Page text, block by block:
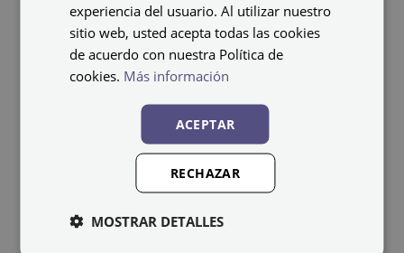
Cacifo Monoblok-E SZ-
40/2-E
1.355,39€ IVA não incluído
experiencia del usuario. Al utilizar nuestro
sitio web, usted acepta todas las cookies
de acuerdo con nuestra Política de
cookies. Más información
ACEPTAR
RECHAZAR
MOSTRAR DETALLES